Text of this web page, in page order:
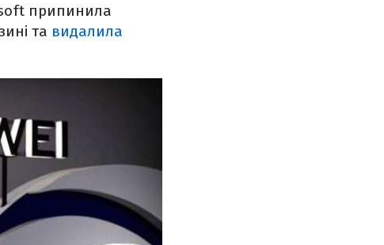
припинила
та видалила